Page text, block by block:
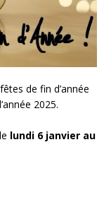
de fin d’année
2025.
lundi 6 janvier au